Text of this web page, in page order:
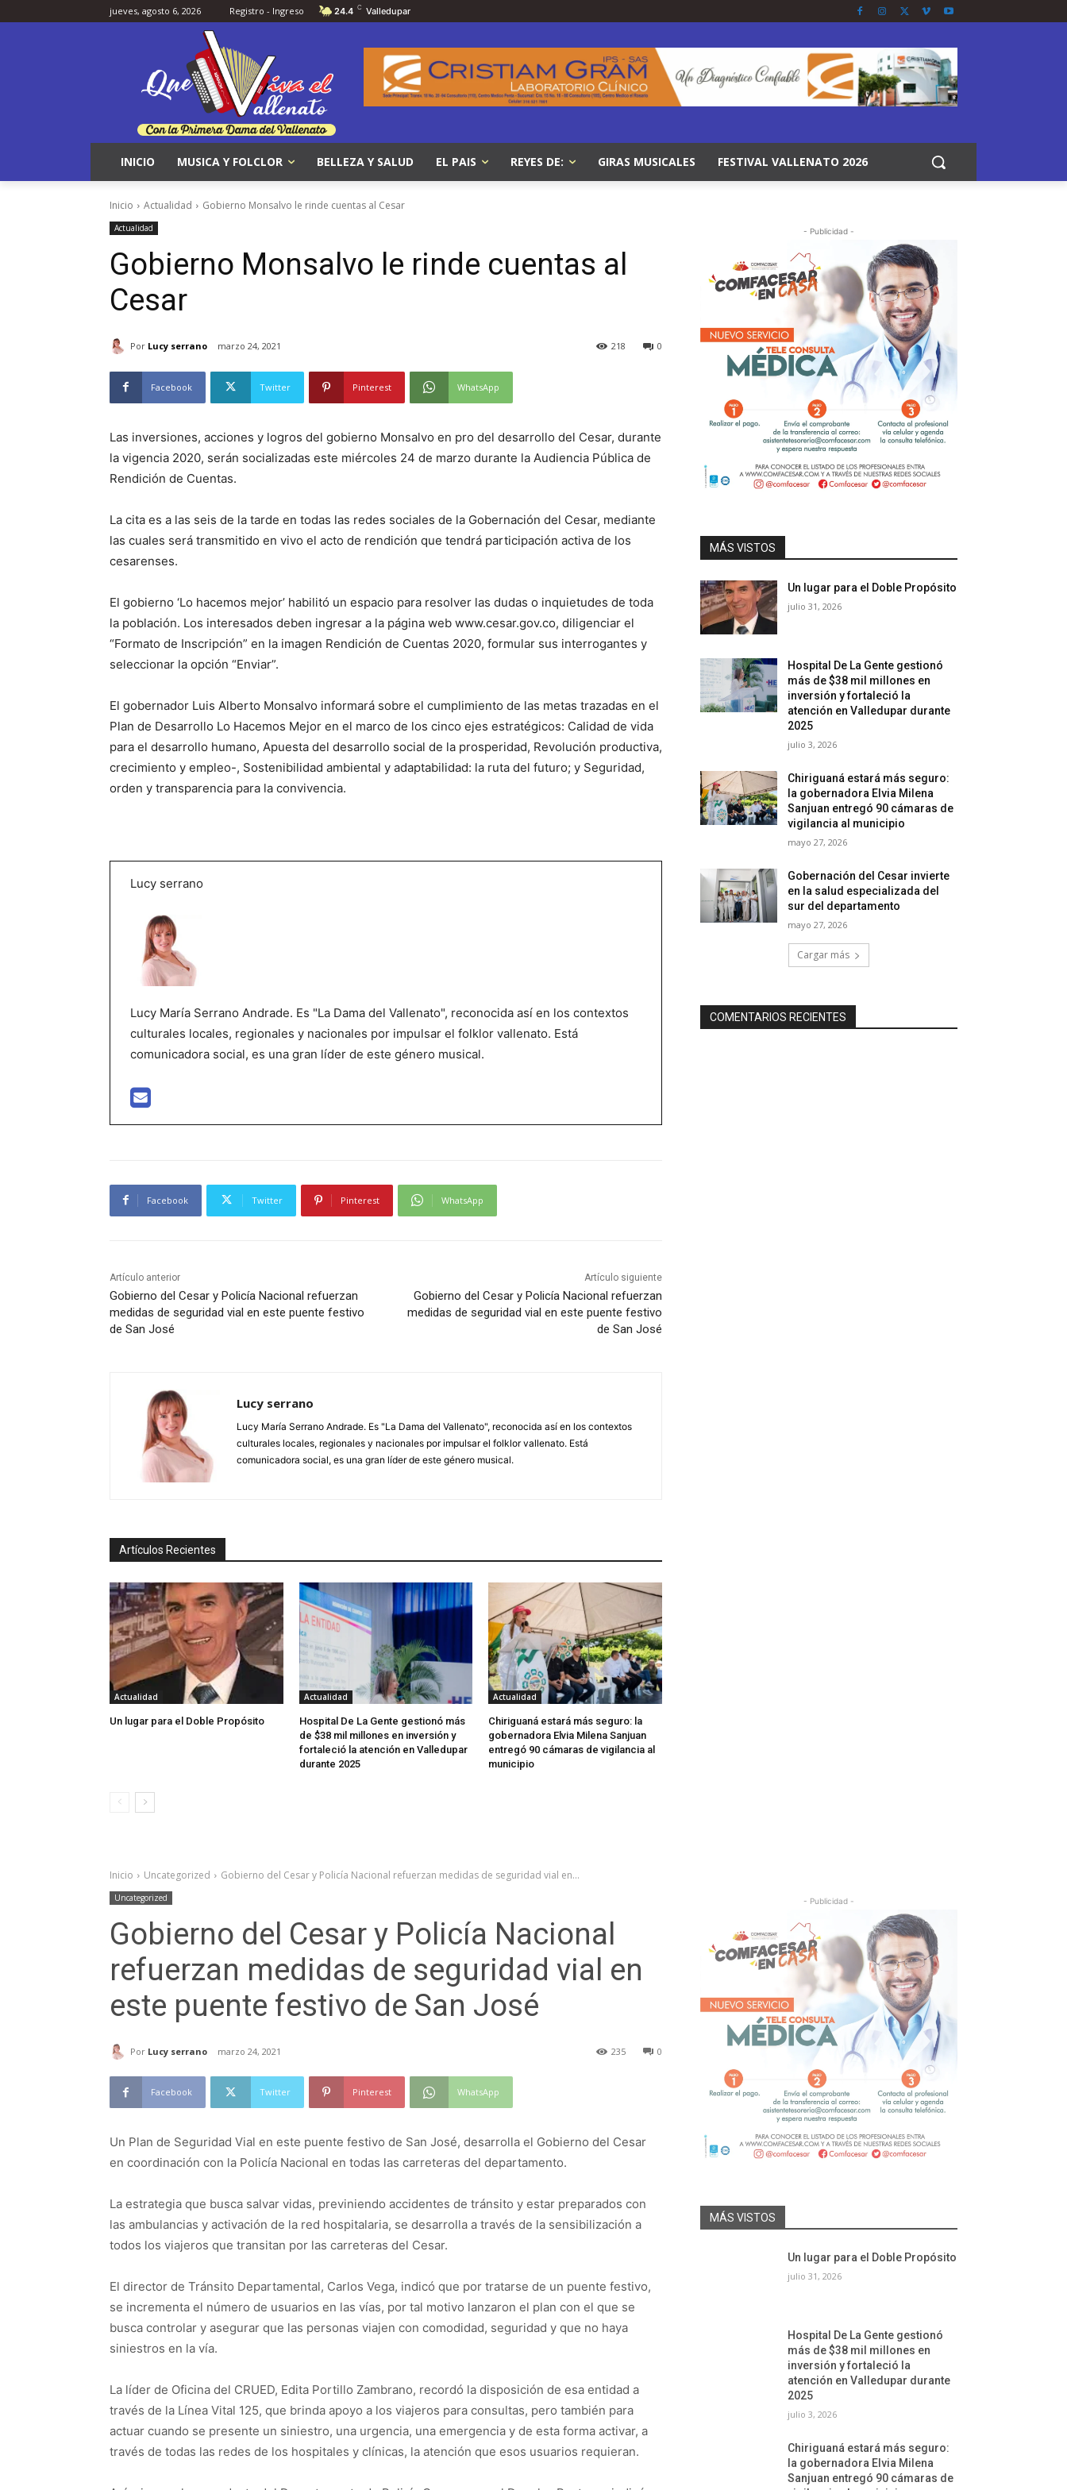
jueves, agosto 6, 2026 Registro - Ingreso 24.4 C Valledupar
INICIO MUSICA Y FOLCLOR BELLEZA Y SALUD EL PAIS REYES DE: GIRAS MUSICALES FESTIVAL VALLENATO 2026
Inicio Actualidad Gobierno Monsalvo le rinde cuentas al Cesar
Actualidad
Gobierno Monsalvo le rinde cuentas al
Cesar
Por Lucy serrano marzo 24, 2021 0
218
Facebook Twitter Pinterest WhatsApp
Las inversiones, acciones y logros del gobierno Monsalvo en pro del desarrollo del Cesar, durante
la vigencia 2020, serán socializadas este miércoles 24 de marzo durante la Audiencia Pública de
Rendición de Cuentas.
La cita es a las seis de la tarde en todas las redes sociales de la Gobernación del Cesar, mediante
las cuales será transmitido en vivo el acto de rendición que tendrá participación activa de los
cesarenses.
El gobierno ‘Lo hacemos mejor’ habilitó un espacio para resolver las dudas o inquietudes de toda
la población. Los interesados deben ingresar a la página web www.cesar.gov.co, diligenciar el
“Formato de Inscripción” en la imagen Rendición de Cuentas 2020, formular sus interrogantes y
seleccionar la opción “Enviar”.
El gobernador Luis Alberto Monsalvo informará sobre el cumplimiento de las metas trazadas en el
Plan de Desarrollo Lo Hacemos Mejor en el marco de los cinco ejes estratégicos: Calidad de vida
para el desarrollo humano, Apuesta del desarrollo social de la prosperidad, Revolución productiva,
crecimiento y empleo-, Sostenibilidad ambiental y adaptabilidad: la ruta del futuro; y Seguridad,
orden y transparencia para la convivencia.
Lucy serrano
Lucy María Serrano Andrade. Es "La Dama del Vallenato", reconocida así en los contextos
culturales locales, regionales y nacionales por impulsar el folklor vallenato. Está
comunicadora social, es una gran líder de este género musical.
Facebook Twitter Pinterest WhatsApp
Artículo anterior
Gobierno del Cesar y Policía Nacional refuerzan
medidas de seguridad vial en este puente festivo
de San José
Artículo siguiente
Gobierno del Cesar y Policía Nacional refuerzan
medidas de seguridad vial en este puente festivo
de San José
Lucy serrano
Lucy María Serrano Andrade. Es "La Dama del Vallenato", reconocida así en los contextos
culturales locales, regionales y nacionales por impulsar el folklor vallenato. Está
comunicadora social, es una gran líder de este género musical.
Artículos Recientes
Actualidad
Un lugar para el Doble Propósito
Actualidad
Hospital De La Gente gestionó más
de $38 mil millones en inversión y
fortaleció la atención en Valledupar
durante 2025
Actualidad
Chiriguaná estará más seguro: la
gobernadora Elvia Milena Sanjuan
entregó 90 cámaras de vigilancia al
municipio
- Publicidad -
MÁS VISTOS
Un lugar para el Doble Propósito
julio 31, 2026
Hospital De La Gente gestionó
más de $38 mil millones en
inversión y fortaleció la
atención en Valledupar durante
2025
julio 3, 2026
Chiriguaná estará más seguro:
la gobernadora Elvia Milena
Sanjuan entregó 90 cámaras de
vigilancia al municipio
mayo 27, 2026
Gobernación del Cesar invierte
en la salud especializada del
sur del departamento
mayo 27, 2026
Cargar más
COMENTARIOS RECIENTES